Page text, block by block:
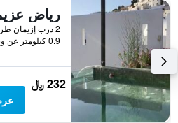
رياض
0.9 كيلومتر عن وسط المدينة
232 ﷼